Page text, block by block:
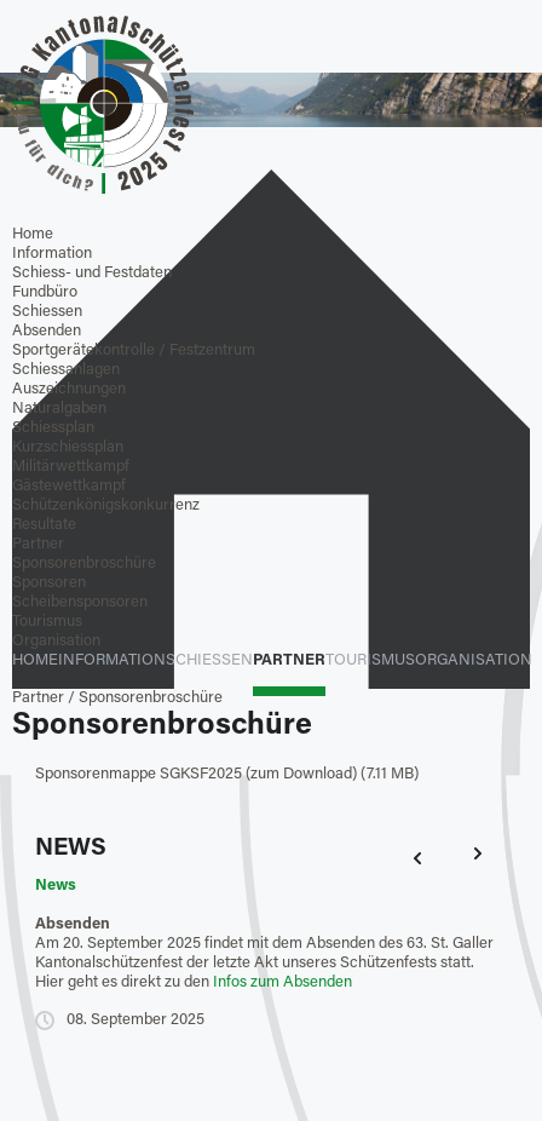
Home
Information
Schiess- und Festdaten
Fundbüro
Schiessen
Absenden
Sportgerätekontrolle / Festzentrum
Schiessanlagen
Auszeichnungen
Naturalgaben
Schiessplan
Kurzschiessplan
Militärwettkampf
Gästewettkampf
Schützenkönigskonkurrenz
Resultate
Partner
Sponsorenbroschüre
Sponsoren
Scheibensponsoren
Tourismus
Organisation
HOMEINFORMATIONSCHIESSEN PARTNER TOURISMUSORGANISATION
Partner/ Sponsorenbroschüre
Sponsorenbroschüre
Sponsorenmappe SGKSF2025 (zum Download) (7.11 MB)
NEWS
News
Absenden
Am 20. September 2025 findet mit dem Absenden des 63. St. Galler
Kantonalschützenfest der letzte Akt unseres Schützenfests statt.
Hier geht es direkt zu den
Infos zum Absenden
08. September 2025
Der